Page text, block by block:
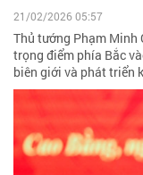
21/02/2026 05:57
Thủ tướng Phạm Minh
trọng điểm phía Bắc
biên giới và phát triển